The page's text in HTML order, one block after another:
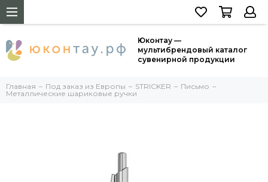
Юконтау —
мультибрендовый каталог
сувенирной продукции
Главная Под заказ из Европы STRICKER
Письмо
Металлические шариковые ручки